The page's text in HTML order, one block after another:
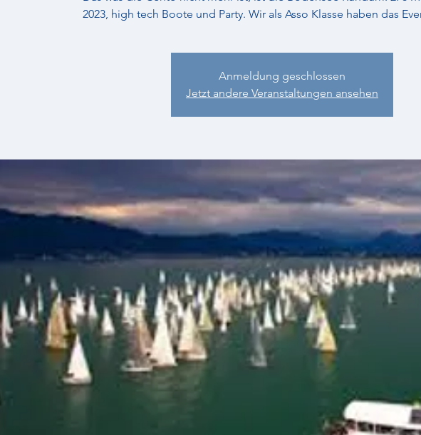
2023, high tech Boote und Party. Wir als Asso Klasse haben das
Anmeldung geschlossen
Jetzt andere Veranstaltungen ansehen